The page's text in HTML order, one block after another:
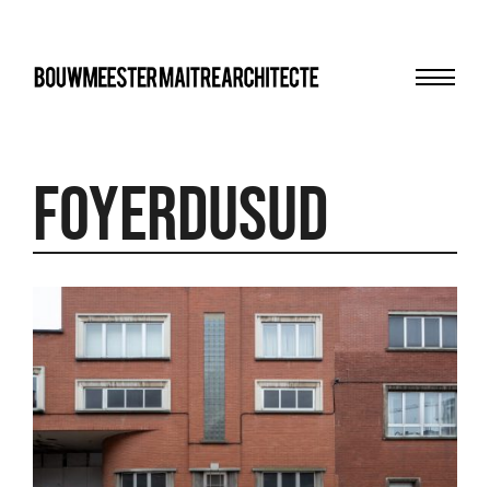
FoyerduSud